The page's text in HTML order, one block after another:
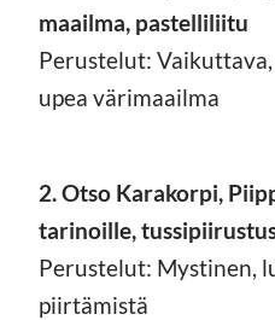
maailma, pastelliliitu
Perustelut:
upea värimaailma
2. Otso Karakorpi,
tarinoille,
Perustelut: Mystinen,
piirtämistä